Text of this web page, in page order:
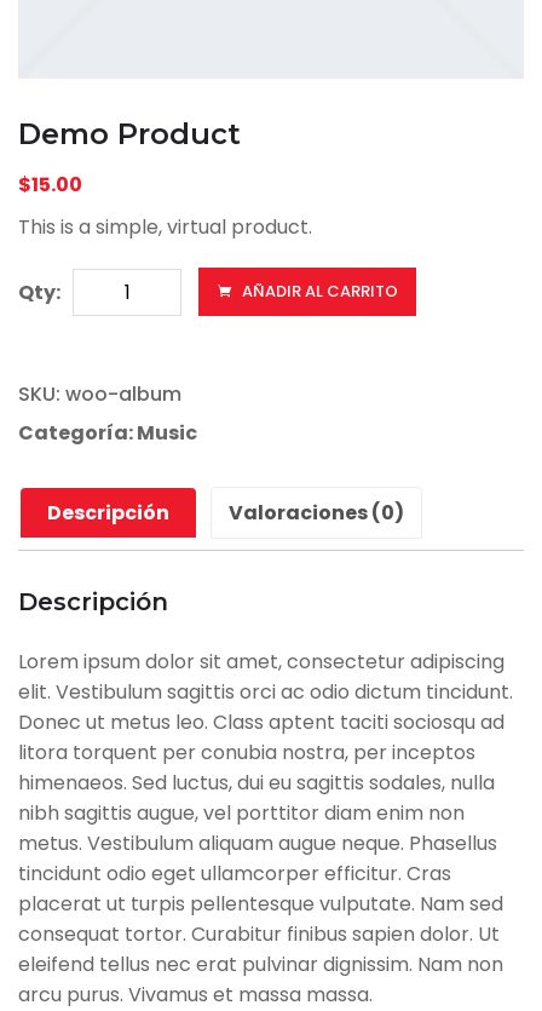
Demo Product
$15.00
This is a simple, virtual product.
Qty:Demo
Product
AÑADIR AL CARRITO
SKU: woo-album
Categoría:Music
Descripción Valoraciones (0)
Descripción
Lorem ipsum dolor sit amet, consectetur adipiscing
elit. Vestibulum sagittis orci ac odio dictum tincidunt.
Donec ut metus leo. Class aptent taciti sociosqu ad
litora torquent per conubia nostra, per inceptos
himenaeos. Sed luctus, dui eu sagittis sodales, nulla
nibh sagittis augue, vel porttitor diam enim non
metus. Vestibulum aliquam augue neque. Phasellus
tincidunt odio eget ullamcorper efficitur. Cras
placerat ut turpis pellentesque vulputate. Nam sed
consequat tortor. Curabitur finibus sapien dolor. Ut
eleifend tellus nec erat pulvinar dignissim. Nam non
arcu purus. Vivamus et massa massa.